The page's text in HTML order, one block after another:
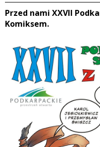
Przed nami XXVII
Komiksem.